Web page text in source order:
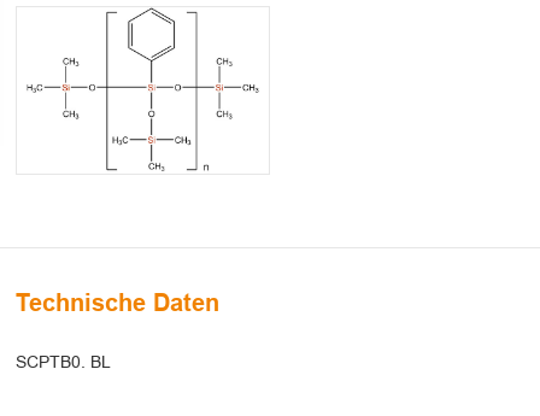
Technische Daten
SCPTB0. BL